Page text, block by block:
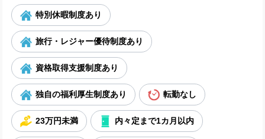
特別休暇制度あり
旅行・レジャー優待制度あり
資格取得支援制度あり
独自の福利厚生制度あり 転勤なし
23万円未満 内々定まで1カ月以内